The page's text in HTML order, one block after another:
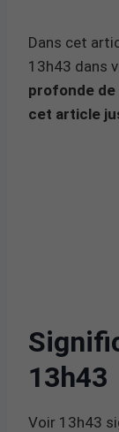
Dans cet
13h43 dans
profonde de
cet article
13h43
Voir 13h43